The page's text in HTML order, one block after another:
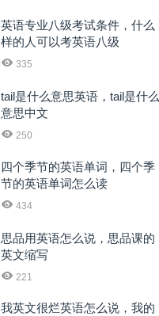
英语专业八级考试条件，什么
样的人可以考英语八级
335
tail是什么意思英语，tail是什么
意思中文
250
四个季节的英语单词，四个季
节的英语单词怎么读
434
思品用英语怎么说，思品课的
英文缩写
221
我英文很烂英语怎么说，我的